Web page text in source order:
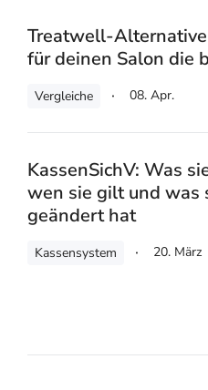
Treatwell-
für deinen Salon die
Vergleiche 08. Apr.
KassenSichV: Was
wen sie gilt und was
geändert hat
Kassensystem 20. März